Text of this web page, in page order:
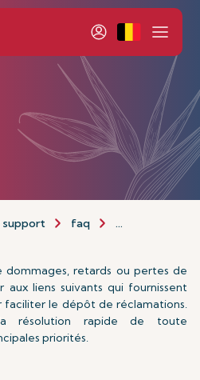
faq Réclamations
retards ou pertes de
aux liens suivants qui fournissent
faciliter le dépôt de réclamations.
résolution rapide de toute
priorités.